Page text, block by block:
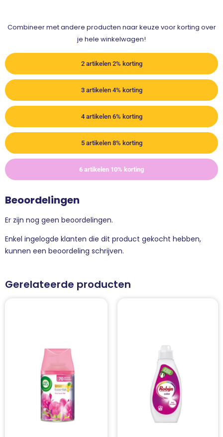
Combineer met andere producten naar keuze voor korting over
je hele winkelwagen!
2 artikelen 2% korting
3 artikelen 4% korting
4 artikelen 6% korting
5 artikelen 8% korting
6 artikelen 10% korting
Beoordelingen
Er zijn nog geen beoordelingen.
Enkel ingelogde klanten die dit product gekocht hebben,
kunnen een beoordeling schrijven.
Gerelateerde producten